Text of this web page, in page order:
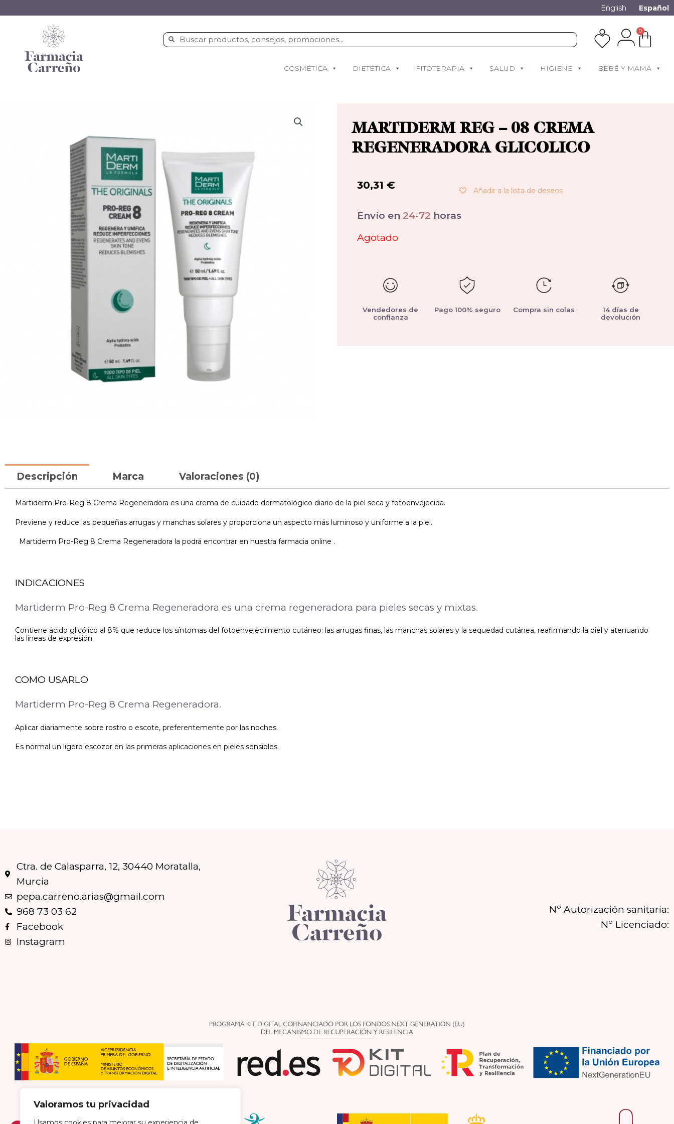
Valoramos tu privacidad
English Español
0
COSMÉTICA DIETÉTICA FITOTERAPIA SALUD HIGIENE BEBÉ Y MAMÁ
MARTIDERM REG – 08 CREMA
REGENERADORA GLICOLICO
30,31 € Añadir a la lista de deseos
Envío en 24-72 horas
Agotado
Vendedores de
confianza
Pago 100% seguro Compra sin colas
14 días de
devolución
Descripción Marca Valoraciones (0)
Martiderm Pro-Reg 8 Crema Regeneradora es una crema de cuidado dermatológico diario de la piel seca y fotoenvejecida.
Previene y reduce las pequeñas arrugas y manchas solares y proporciona un aspecto más luminoso y uniforme a la piel.
Martiderm Pro-Reg 8 Crema Regeneradora la podrá encontrar en nuestra farmacia online .
INDICACIONES
Martiderm Pro-Reg 8 Crema Regeneradora es una crema regeneradora para pieles secas y mixtas.
Contiene ácido glicólico al 8% que reduce los síntomas del fotoenvejecimiento cutáneo: las arrugas finas, las manchas solares y la sequedad cutánea, reafirmando la piel y atenuando
las líneas de expresión.
COMO USARLO
Martiderm Pro-Reg 8 Crema Regeneradora.
Aplicar diariamente sobre rostro o escote, preferentemente por las noches.
Es normal un ligero escozor en las primeras aplicaciones en pieles sensibles.
Ctra. de Calasparra, 12, 30440 Moratalla,
Murcia
pepa.carreno.arias@gmail.com
968 73 03 62
Facebook
Instagram
Nº Autorización sanitaria:
Nº Licenciado: